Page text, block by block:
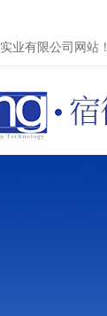
业有限公司网站！